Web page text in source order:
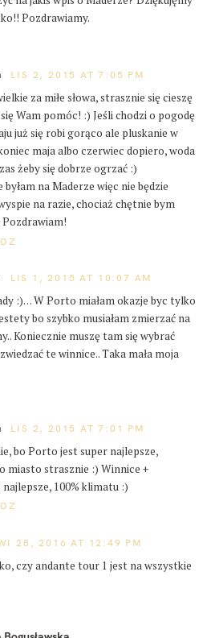
Pozdrawiamy.
LIS 2, 2015 AT 7:05 PM
za miłe słowa, strasznie się cieszę
się Wam pomóc! :) Jeśli chodzi o pogodę
już się robi gorąco ale pluskanie w
maja albo czerwiec dopiero, woda
żeby się dobrze ogrzać :)
na Maderze więc nie będzie
na razie, chociaż chętnie bym
Pozdrawiam!
LIS 1, 2015 AT 10:07 AM
:)… W Porto miałam okazje byc tylko
bo szybko musiałam zmierzać na
Koniecznie muszę tam się wybrać
te winnice.. Taka mała moja
LIS 2, 2015 AT 7:01 PM
bo Porto jest super najlepsze,
miasto strasznie :) Winnice +
100% klimatu :)
28, 2016 AT 12:49 PM
czy andante tour 1 jest na wszystkie